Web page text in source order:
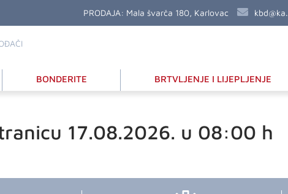
PRODAJA: Mala švarča 180, Karlovac
BONDERITE BRTVLJENJE I LIJEPLJENJE
17.08.2026. u 08:00 h